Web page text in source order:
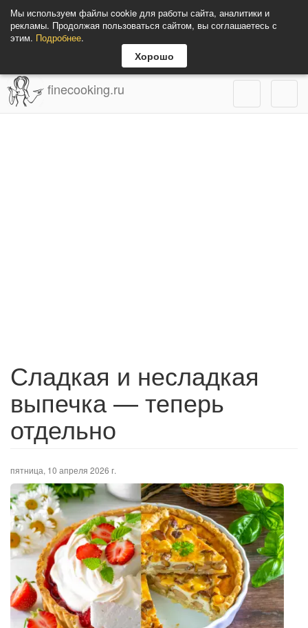
Мы используем файлы cookie для работы сайта, аналитики и
рекламы. Продолжая пользоваться сайтом, вы соглашаетесь с
этим. Подробнее.
Хорошо
finecooking.ru
Сладкая и несладкая
выпечка — теперь
отдельно
пятница, 10 апреля 2026 г.